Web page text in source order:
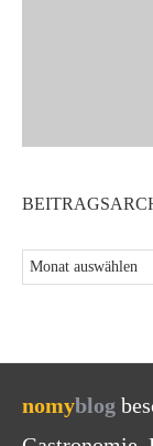
nomyblog